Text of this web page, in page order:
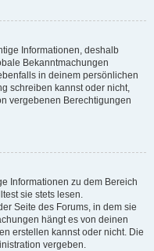
Informationen, deshalb
Bekanntmachungen
in deinem persönlichen
schreiben kannst oder nicht,
vergebenen Berechtigungen
Informationen zu dem Bereich
sie stets lesen.
Seite des Forums, in dem sie
hängt es von deinen
erstellen kannst oder nicht. Die
vergeben.